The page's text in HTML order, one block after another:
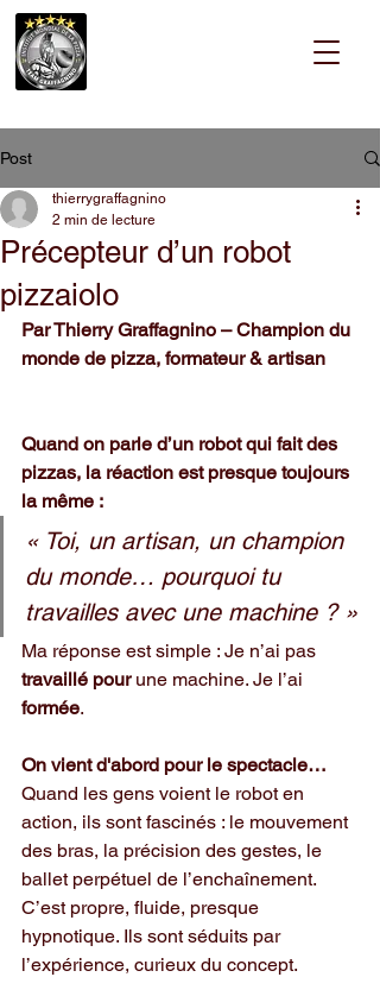
Post
Précepteur d’un robot
pizzaiolo
thierrygraffagnino
2 min de lecture
Par Thierry Graffagnino – Champion du
monde de pizza, formateur & artisan
Quand on parle d’un robot qui fait des
pizzas, la réaction est presque toujours
la même :
« Toi, un artisan, un champion
du monde… pourquoi tu
travailles avec une machine ? »
Ma réponse est simple : Je n’ai pas
travaillé pour une machine. Je l’ai
formée.
On vient d'abord pour le spectacle…
Quand les gens voient le robot en
action, ils sont fascinés : le mouvement
des bras, la précision des gestes, le
ballet perpétuel de l’enchaînement.
C’est propre, fluide, presque
hypnotique. Ils sont séduits par
l’expérience, curieux du concept.